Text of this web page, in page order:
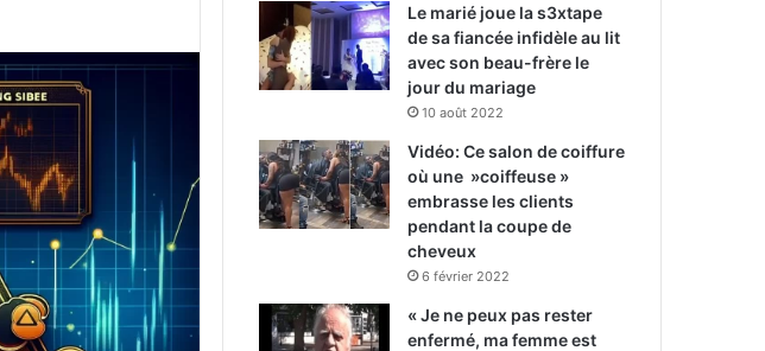
Le marié joue la s3xtape
de sa fiancée infidèle au lit
avec son beau-frère le
jour du mariage
10 août 2022
Vidéo: Ce salon de coiffure
où une »coiffeuse »
embrasse les clients
pendant la coupe de
cheveux
6 février 2022
« Je ne peux pas rester
enfermé, ma femme est